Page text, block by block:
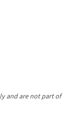
and are not part of